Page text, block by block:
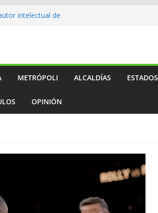
intelectual de
en los
METRÓPOLI ALCALDÍAS ESTADOS
OPINIÓN